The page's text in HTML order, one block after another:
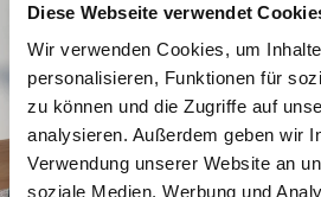
Diese Webseite verwendet
Wir verwenden Cookies, um
personalisieren, Funktionen für
zu können und die Zugriffe auf
analysieren. Außerdem geben wir
Verwendung unserer Website an
soziale Medien, Werbung und